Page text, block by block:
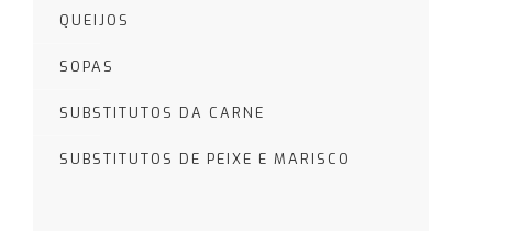
QUEIJOS
SOPAS
SUBSTITUTOS DA CARNE
SUBSTITUTOS DE PEIXE E MARISCO